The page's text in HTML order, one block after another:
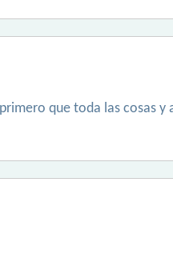
que toda las cosas